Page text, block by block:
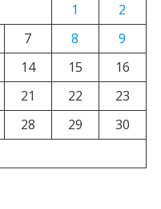
1
2
7 8
9
14 15
16
21 22
23
28 29
30